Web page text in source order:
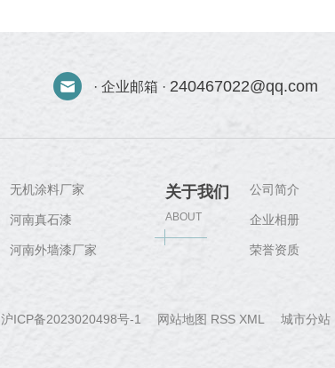
· 企业邮箱 · 240467022@qq.com
无机涂料厂家
河南真石漆
河南外墙漆厂家
关于我们
ABOUT
公司简介
企业相册
荣誉资质
沪ICP备2023020498号-1 网站地图 RSS XML 城市分站
城